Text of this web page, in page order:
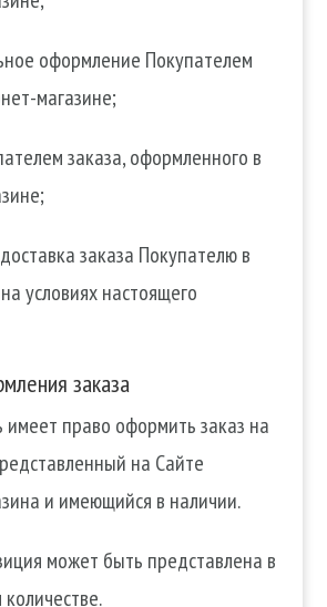
оформление Покупателем
магазине;
заказа, оформленного в
заказа Покупателю в
условиях настоящего
заказа
имеет право оформить заказ на
на Сайте
и имеющийся в наличии.
может быть представлена в